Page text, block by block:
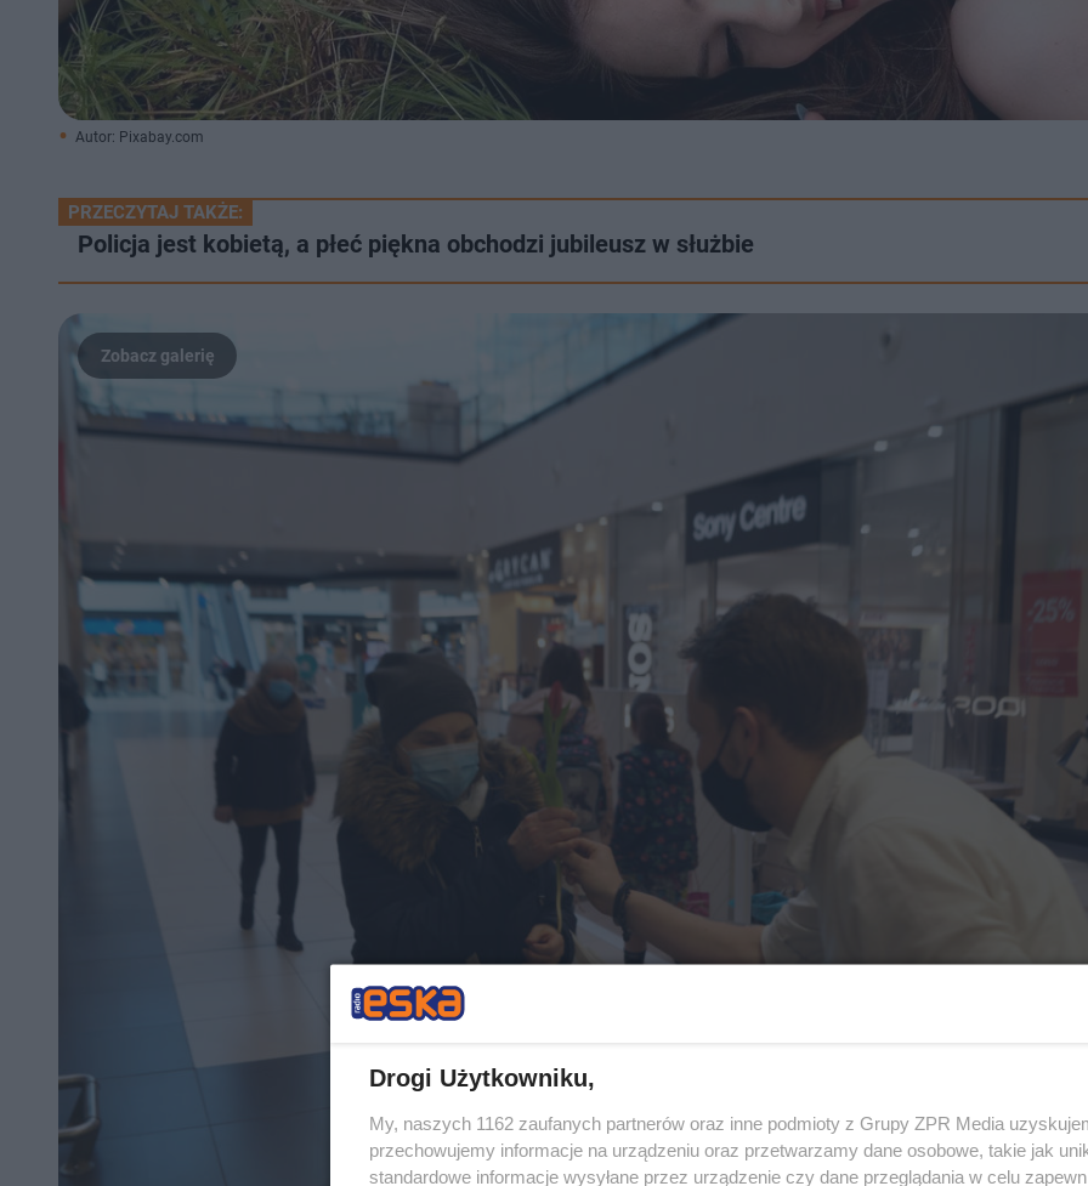
Autor: Pixabay.com
PRZECZYTAJ TAKŻE:
Policja jest kobietą, a płeć piękna obchodzi jubileusz w służbie
Drogi Użytkowniku,
My, naszych 1162 zaufanych partnerów oraz inne podmioty z Grupy ZPR Media
przechowujemy informacje na urządzeniu oraz przetwarzamy dane osobowe, takie jak
standardowe informacje wysyłane przez urządzenie czy dane przeglądania w celu